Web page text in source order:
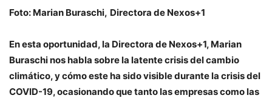
Foto: Marian Buraschi, Directora de Nexos+1
En esta oportunidad, la Directora de Nexos+1, Marian
Buraschi nos habla sobre la latente crisis del cambio
climático, y cómo este ha sido visible durante la crisis del
COVID-19, ocasionando que tanto las empresas como las